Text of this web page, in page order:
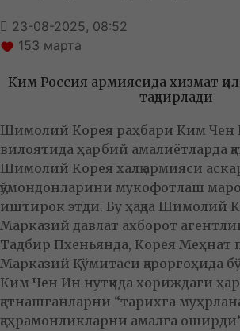
23-08-2025, 08:52
153 марта
Ким Россия армиясида хизмат
тақдирлади
Шимолий Корея раҳбари Ким Чен
вилоятида ҳарбий амалиётларда
Шимолий Корея халқ армияси
қўмондонларини мукофотлаш
иштирок этди. Бу ҳақда Шимолий
Марказий давлат ахборот
Тадбир Пхеньянда, Корея Меҳнат
Марказий Қўмитаси қароргоҳида
Ким Чен Ин нутқида хориждаги
қатнашганларни “тарихга
қаҳрамонликларни амалга